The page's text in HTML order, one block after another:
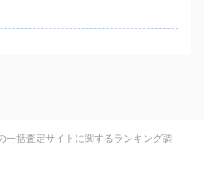
括査定サイトに関するランキング調